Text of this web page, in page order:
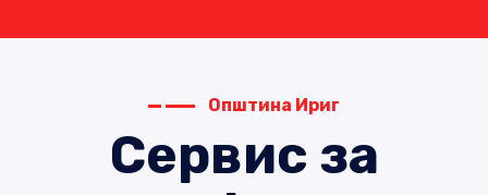
Општина Ириг
Сервис за